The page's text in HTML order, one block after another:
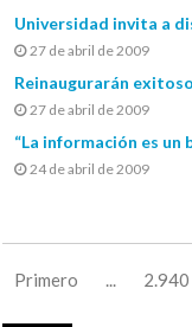
Universidad invita a
27 de abril de 2009
Reinaugurarán
27 de abril de 2009
“La información es un
24 de abril de 2009
Primero ... 2.940